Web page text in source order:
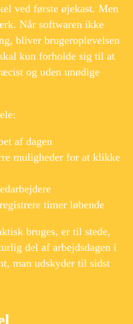
ved første øjekast. Men
Når softwaren ikke
bliver brugeroplevelsen
kun forholde sig til at
og uden unødige
af dagen
muligheder for at klikke
timer løbende
bruges, er til stede,
del af arbejdsdagen i
man udskyder til sidst